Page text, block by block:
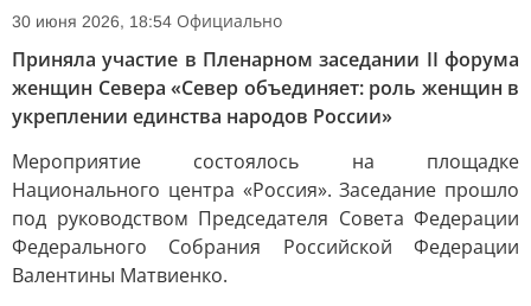
30 июня 2026, 18:54 Официально
Приняла участие в Пленарном заседании II форума
женщин Севера «Север объединяет: роль женщин в
укреплении единства народов России»
Мероприятие состоялось на площадке
Национального центра «Россия». Заседание прошло
под руководством Председателя Совета Федерации
Федерального Собрания Российской Федерации
Валентины Матвиенко.